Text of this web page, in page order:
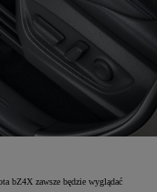
bZ4X zawsze będzie wyglądać